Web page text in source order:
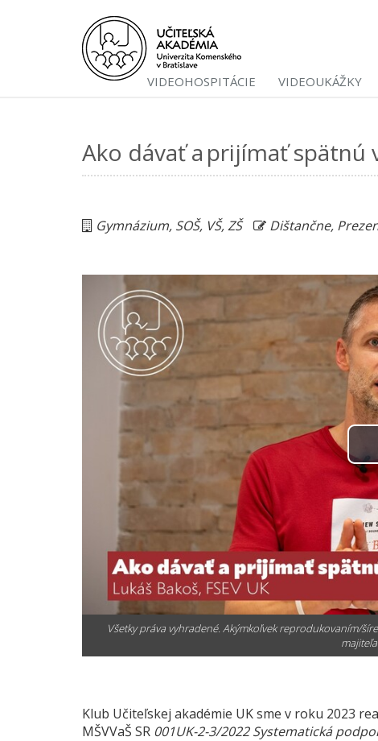
VIDEOHOSPITÁCIE VIDEOUKÁŽKY
Ako dávať a prijímať spätnú
Gymnázium, SOŠ, VŠ, ZŠ Dištančne,
Všetky práva vyhradené. Akýmkoľvek reprodukovaním/
Klub Učiteľskej akadémie UKsme v roku 2023
MŠVVaŠ SR 001UK-2-3/2022 Systematická